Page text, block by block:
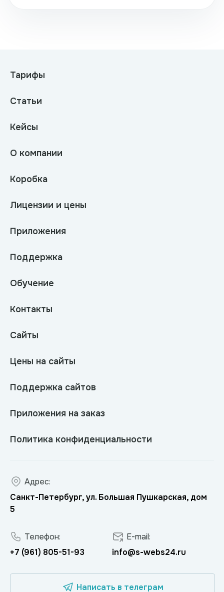
Тарифы
Статьи
Кейсы
О компании
Коробка
Лицензии и цены
Приложения
Поддержка
Обучение
Контакты
Сайты
Цены на сайты
Поддержка сайтов
Приложения на заказ
Политика конфиденциальности
Адрес:
Санкт-Петербург, ул. Большая Пушкарская, дом
5
Телефон:
+7 (961) 805-51-93
E-mail:
info@s-webs24.ru
Написать в телеграм